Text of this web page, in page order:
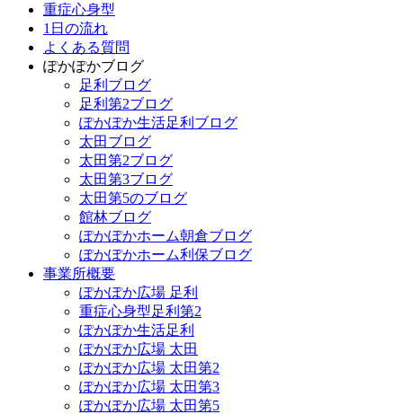
重症心身型
1日の流れ
よくある質問
ぽかぽかブログ
足利ブログ
足利第2ブログ
ぽかぽか生活足利ブログ
太田ブログ
太田第2ブログ
太田第3ブログ
太田第5のブログ
館林ブログ
ぽかぽかホーム朝倉ブログ
ぽかぽかホーム利保ブログ
事業所概要
ぽかぽか広場 足利
重症心身型足利第2
ぽかぽか生活足利
ぽかぽか広場 太田
ぽかぽか広場 太田第2
ぽかぽか広場 太田第3
ぽかぽか広場 太田第5